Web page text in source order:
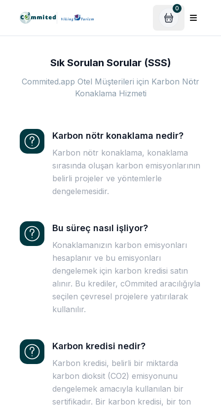
0
Sık Sorulan Sorular (SSS)
Commited.app Otel Müşterileri için Karbon Nötr
Konaklama Hizmeti
Karbon nötr konaklama nedir?
Karbon nötr konaklama, konaklama
sırasında oluşan karbon emisyonlarının
belirli projeler ve yöntemlerle
dengelemesidir.
Bu süreç nasıl işliyor?
Konaklamanızın karbon emisyonları
hesaplanır ve bu emisyonları
dengelemek için karbon kredisi satın
alınır. Bu krediler, cOmmited aracılığıyla
seçilen çevresel projelere yatırılarak
kullanılır.
Karbon kredisi nedir?
Karbon kredisi, belirli bir miktarda
karbon dioksit (CO2) emisyonunu
dengelemek amacıyla kullanılan bir
sertifikadır. Bir karbon kredisi, bir ton